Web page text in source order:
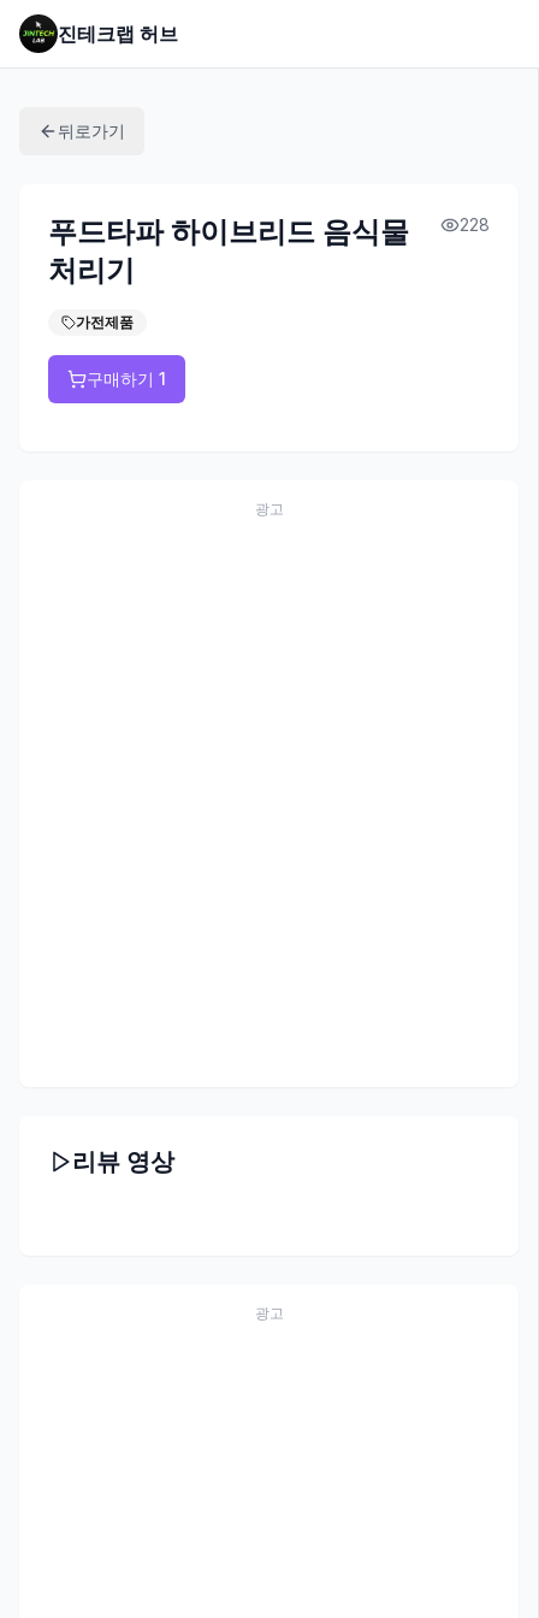
진테크랩 허브
뒤로가기
푸드타파 하이브리드 음식물
처리기
228
가전제품
구매하기 1
광고
리뷰 영상
광고